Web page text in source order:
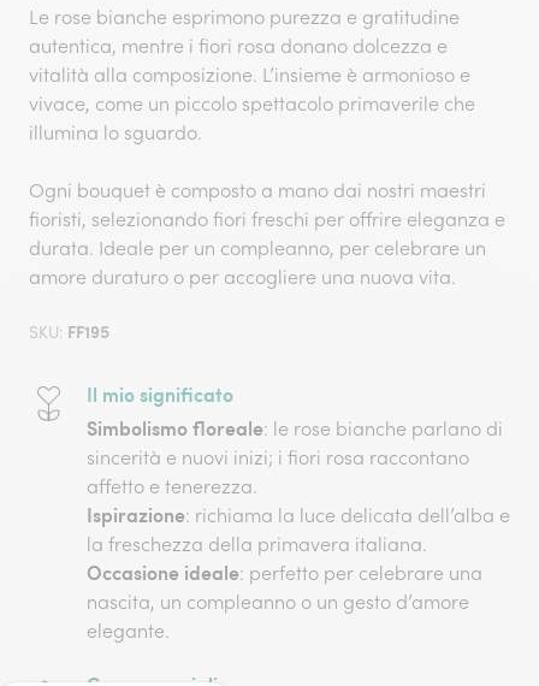
Le rose bianche esprimono purezza e gratitudine
autentica, mentre i fiori rosa donano dolcezza e
vitalità alla composizione. L’insieme è armonioso e
vivace, come un piccolo spettacolo primaverile che
illumina lo sguardo.
Ogni bouquet è composto a mano dai nostri maestri
fioristi, selezionando fiori freschi per offrire eleganza e
durata. Ideale per un compleanno, per celebrare un
amore duraturo o per accogliere una nuova vita.
SKU: FF195
Il mio significato
Simbolismo floreale: le rose bianche parlano di
sincerità e nuovi inizi; i fiori rosa raccontano
affetto e tenerezza.
Ispirazione: richiama la luce delicata dell’alba e
la freschezza della primavera italiana.
Occasione ideale: perfetto per celebrare una
nascita, un compleanno o un gesto d’amore
elegante.